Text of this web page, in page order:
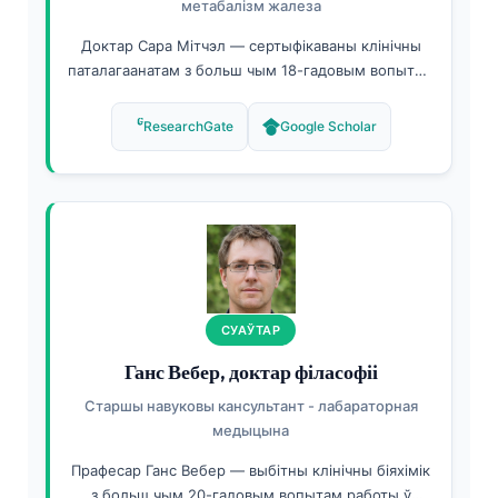
метабалізм жалеза
Доктар Сара Мітчэл — сертыфікаваны клінічны
паталагаанатам з больш чым 18-гадовым вопытам
метабалізму жалеза. Яна мае спецыяльныя
сертыфікаты па клінічнай хіміі і апублікавала
старэйшы член медыцынскай кансультатыўнай
рады Кантэсці, яна гарантуе, што ўвесь змест
інтэрпрэтацыі панэляў жалеза адпавядае строгім
клінічным стандартам.
ResearchGate Google Scholar
СУАЎТАР
Ганс Вебер, доктар філасофіі
Старшы навуковы кансультант - лабараторная
медыцына
Прафесар Ганс Вебер — выбітны клінічны біяхімік
з больш чым 20-гадовым вопытам работы ў